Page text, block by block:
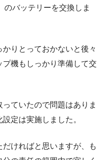
バッテリーを交換しま
りとっておかないと後々
機もしっかり準備して交
ていたので問題はありま
定は実施しました。
ければと思いますが、も